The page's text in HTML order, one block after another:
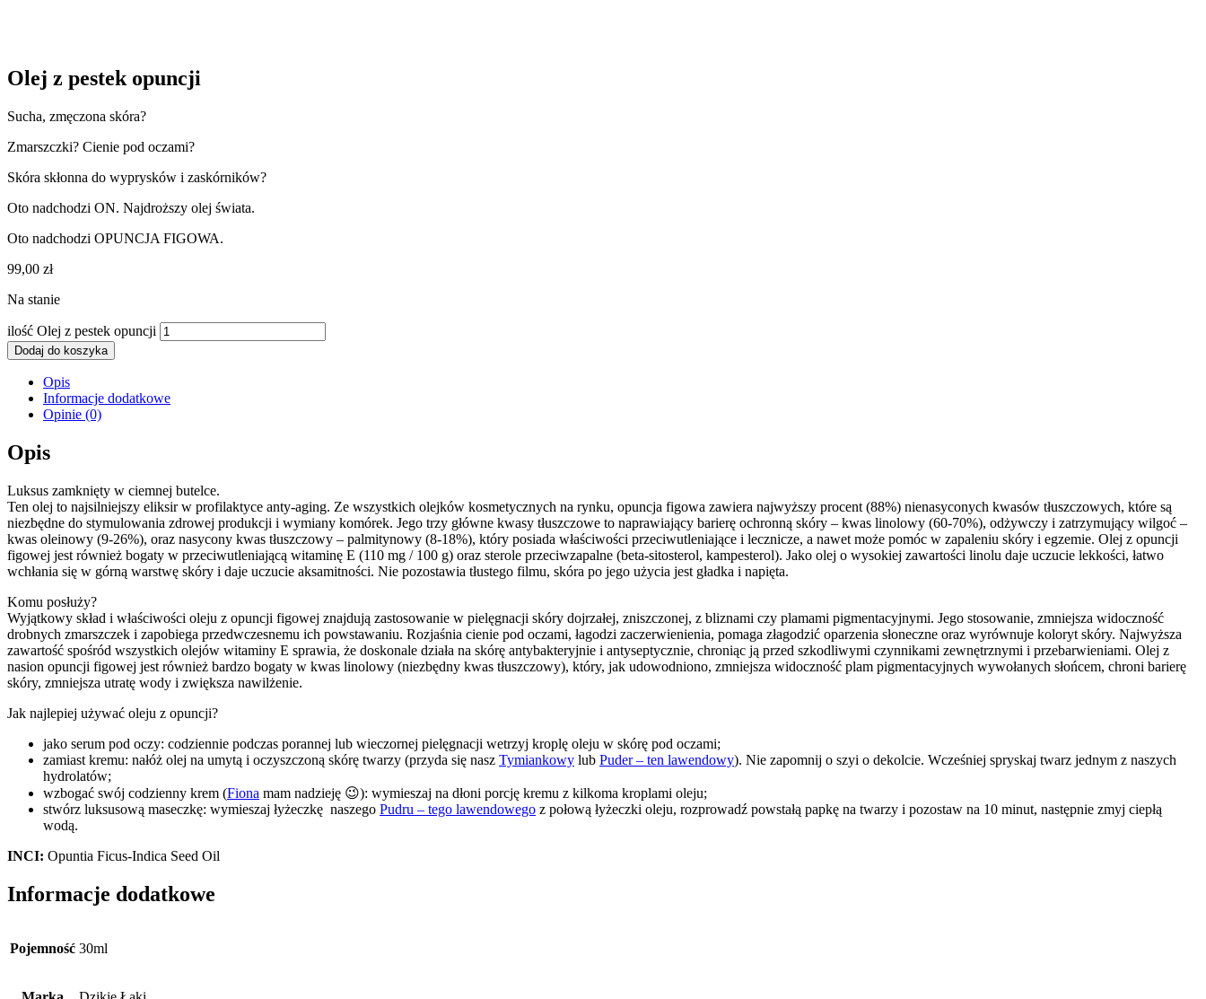
Olej z pestek opuncji
Sucha, zmęczona skóra?
Zmarszczki? Cienie pod oczami?
Skóra skłonna do wyprysków i zaskórników?
Oto nadchodzi ON. Najdroższy olej świata.
Oto nadchodzi OPUNCJA FIGOWA.
99,00 zł
Na stanie
ilość Olej z pestek opuncji
Dodaj do koszyka
Opis
Informacje dodatkowe
Opinie (0)
Opis
Luksus zamknięty w ciemnej butelce.
Ten olej to najsilniejszy eliksir w profilaktyce anty-aging. Ze wszystkich olejków kosmetycznych na rynku, opuncja figowa zawiera najwyższy procent (88%) nienasyconych kwasów tłuszczowych, które są
niezbędne do stymulowania zdrowej produkcji i wymiany komórek. Jego trzy główne kwasy tłuszczowe to naprawiający barierę ochronną skóry – kwas linolowy (60-70%), odżywczy i zatrzymujący wilgoć –
kwas oleinowy (9-26%), oraz nasycony kwas tłuszczowy – palmitynowy (8-18%), który posiada właściwości przeciwutleniające i lecznicze, a nawet może pomóc w zapaleniu skóry i egzemie. Olej z opuncji
figowej jest również bogaty w przeciwutleniającą witaminę E (110 mg / 100 g) oraz sterole przeciwzapalne (beta-sitosterol, kampesterol). Jako olej o wysokiej zawartości linolu daje uczucie lekkości, łatwo
wchłania się w górną warstwę skóry i daje uczucie aksamitności. Nie pozostawia tłustego filmu, skóra po jego użycia jest gładka i napięta.
Komu posłuży?
Wyjątkowy skład i właściwości oleju z opuncji figowej znajdują zastosowanie w pielęgnacji skóry dojrzałej, zniszczonej, z bliznami czy plamami pigmentacyjnymi. Jego stosowanie, zmniejsza widoczność
drobnych zmarszczek i zapobiega przedwczesnemu ich powstawaniu. Rozjaśnia cienie pod oczami, łagodzi zaczerwienienia, pomaga złagodzić oparzenia słoneczne oraz wyrównuje koloryt skóry. Najwyższa
zawartość spośród wszystkich olejów witaminy E sprawia, że doskonale działa na skórę antybakteryjnie i antyseptycznie, chroniąc ją przed szkodliwymi czynnikami zewnętrznymi i przebarwieniami. Olej z
nasion opuncji figowej jest również bardzo bogaty w kwas linolowy (niezbędny kwas tłuszczowy), który, jak udowodniono, zmniejsza widoczność plam pigmentacyjnych wywołanych słońcem, chroni barierę
skóry, zmniejsza utratę wody i zwiększa nawilżenie.
Jak najlepiej używać oleju z opuncji?
jako serum pod oczy: codziennie podczas porannej lub wieczornej pielęgnacji wetrzyj kroplę oleju w skórę pod oczami;
zamiast kremu: nałóż olej na umytą i oczyszczoną skórę twarzy (przyda się nasz Tymiankowy lub Puder – ten lawendowy). Nie zapomnij o szyi o dekolcie. Wcześniej spryskaj twarz jednym z naszych
hydrolatów;
wzbogać swój codzienny krem (Fiona mam nadzieję 😉): wymieszaj na dłoni porcję kremu z kilkoma kroplami oleju;
stwórz luksusową maseczkę: wymieszaj łyżeczkę naszego Pudru – tego lawendowego z połową łyżeczki oleju, rozprowadź powstałą papkę na twarzy i pozostaw na 10 minut, następnie zmyj ciepłą
wodą.
INCI: Opuntia Ficus-Indica Seed Oil
Informacje dodatkowe
Pojemność 30ml